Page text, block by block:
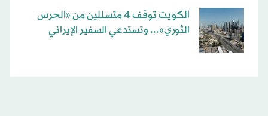
الكويت توقف 4 متسللين من «الحرس
الثوري»... وتستدعي السفير الإيراني